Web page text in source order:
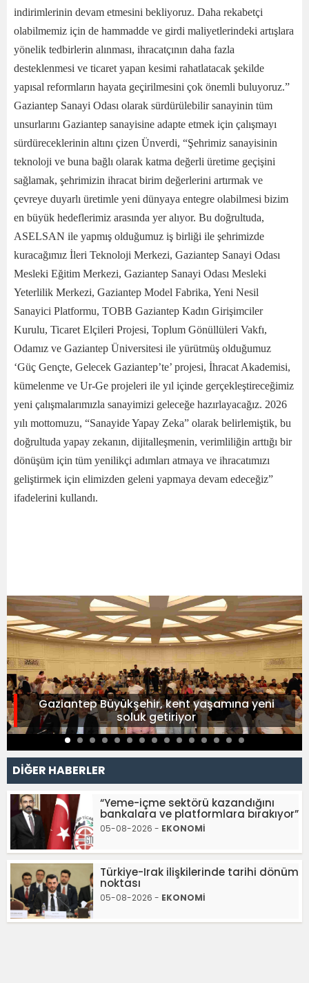
indirimlerinin devam etmesini bekliyoruz. Daha rekabetçi
olabilmemiz için de hammadde ve girdi maliyetlerindeki artışlara
yönelik tedbirlerin alınması, ihracatçının daha fazla
desteklenmesi ve ticaret yapan kesimi rahatlatacak şekilde
yapısal reformların hayata geçirilmesini çok önemli buluyoruz.”
Gaziantep Sanayi Odası olarak sürdürülebilir sanayinin tüm
unsurlarını Gaziantep sanayisine adapte etmek için çalışmayı
sürdüreceklerinin altını çizen Ünverdi, “Şehrimiz sanayisinin
teknoloji ve buna bağlı olarak katma değerli üretime geçişini
sağlamak, şehrimizin ihracat birim değerlerini artırmak ve
çevreye duyarlı üretimle yeni dünyaya entegre olabilmesi bizim
en büyük hedeflerimiz arasında yer alıyor. Bu doğrultuda,
ASELSAN ile yapmış olduğumuz iş birliği ile şehrimizde
kuracağımız İleri Teknoloji Merkezi, Gaziantep Sanayi Odası
Mesleki Eğitim Merkezi, Gaziantep Sanayi Odası Mesleki
Yeterlilik Merkezi, Gaziantep Model Fabrika, Yeni Nesil
Sanayici Platformu, TOBB Gaziantep Kadın Girişimciler
Kurulu, Ticaret Elçileri Projesi, Toplum Gönüllüleri Vakfı,
Odamız ve Gaziantep Üniversitesi ile yürütmüş olduğumuz
‘Güç Gençte, Gelecek Gaziantep’te’ projesi, İhracat Akademisi,
kümelenme ve Ur-Ge projeleri ile yıl içinde gerçekleştireceğimiz
yeni çalışmalarımızla sanayimizi geleceğe hazırlayacağız. 2026
yılı mottomuzu, “Sanayide Yapay Zeka” olarak belirlemiştik, bu
doğrultuda yapay zekanın, dijitalleşmenin, verimliliğin arttığı bir
dönüşüm için tüm yenilikçi adımları atmaya ve ihracatımızı
geliştirmek için elimizden geleni yapmaya devam edeceğiz”
ifadelerini kullandı.
Gaziantep Büyükşehir, kent yaşamına yeni
soluk getiriyor
DİĞER HABERLER
“Yeme-içme sektörü kazandığını
bankalara ve platformlara bırakıyor”
05-08-2026 - EKONOMİ
Türkiye-Irak ilişkilerinde tarihi dönüm
noktası
05-08-2026 - EKONOMİ